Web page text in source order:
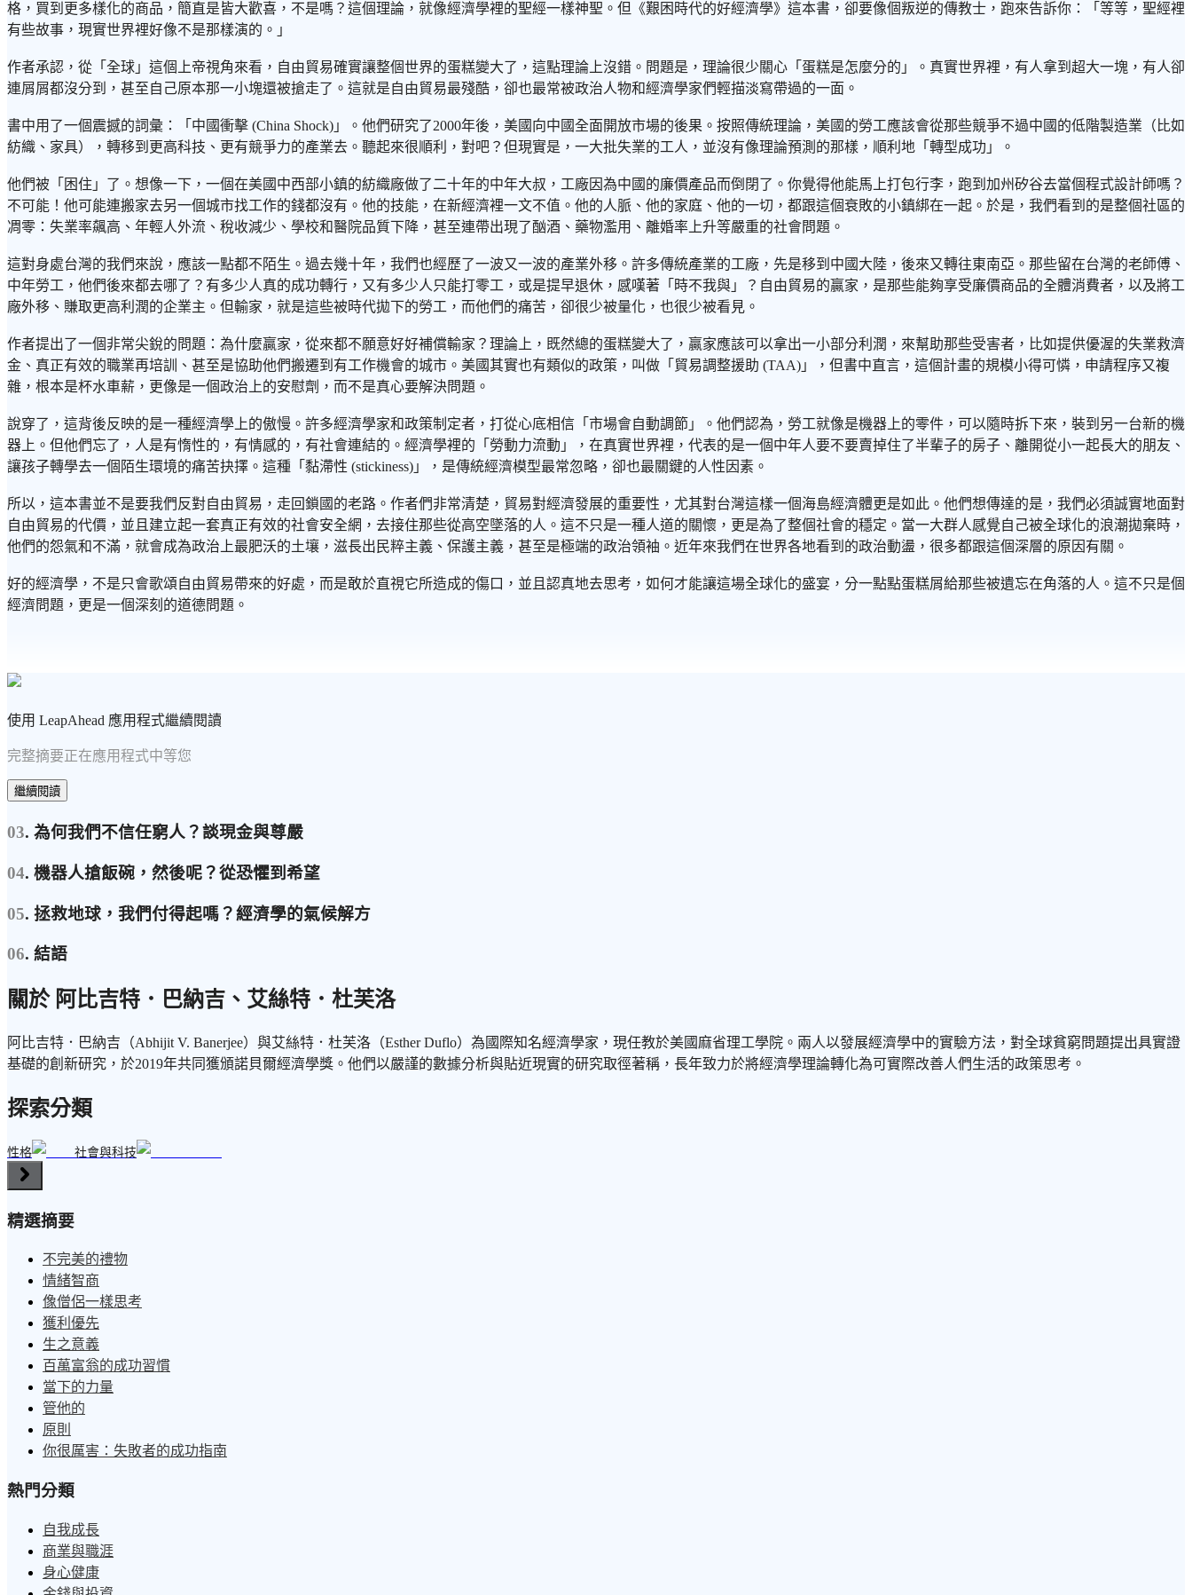
格，買到更多樣化的商品，簡直是皆大歡喜，不是嗎？這個理論，就像經濟學裡的聖經一樣神聖。但《艱困時代的好經濟學》這本書，卻要像個叛逆的傳教士，跑來告訴你：「等等，聖經裡
有些故事，現實世界裡好像不是那樣演的。」
作者承認，從「全球」這個上帝視角來看，自由貿易確實讓整個世界的蛋糕變大了，這點理論上沒錯。問題是，理論很少關心「蛋糕是怎麼分的」。真實世界裡，有人拿到超大一塊，有人卻
連屑屑都沒分到，甚至自己原本那一小塊還被搶走了。這就是自由貿易最殘酷，卻也最常被政治人物和經濟學家們輕描淡寫帶過的一面。
書中用了一個震撼的詞彙：「中國衝擊 (China Shock)」。他們研究了2000年後，美國向中國全面開放市場的後果。按照傳統理論，美國的勞工應該會從那些競爭不過中國的低階製造業（比如
紡織、家具），轉移到更高科技、更有競爭力的產業去。聽起來很順利，對吧？但現實是，一大批失業的工人，並沒有像理論預測的那樣，順利地「轉型成功」。
他們被「困住」了。想像一下，一個在美國中西部小鎮的紡織廠做了二十年的中年大叔，工廠因為中國的廉價產品而倒閉了。你覺得他能馬上打包行李，跑到加州矽谷去當個程式設計師嗎？
不可能！他可能連搬家去另一個城市找工作的錢都沒有。他的技能，在新經濟裡一文不值。他的人脈、他的家庭、他的一切，都跟這個衰敗的小鎮綁在一起。於是，我們看到的是整個社區的
凋零：失業率飆高、年輕人外流、稅收減少、學校和醫院品質下降，甚至連帶出現了酗酒、藥物濫用、離婚率上升等嚴重的社會問題。
這對身處台灣的我們來說，應該一點都不陌生。過去幾十年，我們也經歷了一波又一波的產業外移。許多傳統產業的工廠，先是移到中國大陸，後來又轉往東南亞。那些留在台灣的老師傅、
中年勞工，他們後來都去哪了？有多少人真的成功轉行，又有多少人只能打零工，或是提早退休，感嘆著「時不我與」？自由貿易的贏家，是那些能夠享受廉價商品的全體消費者，以及將工
廠外移、賺取更高利潤的企業主。但輸家，就是這些被時代拋下的勞工，而他們的痛苦，卻很少被量化，也很少被看見。
作者提出了一個非常尖銳的問題：為什麼贏家，從來都不願意好好補償輸家？理論上，既然總的蛋糕變大了，贏家應該可以拿出一小部分利潤，來幫助那些受害者，比如提供優渥的失業救濟
金、真正有效的職業再培訓、甚至是協助他們搬遷到有工作機會的城市。美國其實也有類似的政策，叫做「貿易調整援助 (TAA)」，但書中直言，這個計畫的規模小得可憐，申請程序又複
雜，根本是杯水車薪，更像是一個政治上的安慰劑，而不是真心要解決問題。
說穿了，這背後反映的是一種經濟學上的傲慢。許多經濟學家和政策制定者，打從心底相信「市場會自動調節」。他們認為，勞工就像是機器上的零件，可以隨時拆下來，裝到另一台新的機
器上。但他們忘了，人是有惰性的，有情感的，有社會連結的。經濟學裡的「勞動力流動」，在真實世界裡，代表的是一個中年人要不要賣掉住了半輩子的房子、離開從小一起長大的朋友、
讓孩子轉學去一個陌生環境的痛苦抉擇。這種「黏滯性 (stickiness)」，是傳統經濟模型最常忽略，卻也最關鍵的人性因素。
所以，這本書並不是要我們反對自由貿易，走回鎖國的老路。作者們非常清楚，貿易對經濟發展的重要性，尤其對台灣這樣一個海島經濟體更是如此。他們想傳達的是，我們必須誠實地面對
自由貿易的代價，並且建立起一套真正有效的社會安全網，去接住那些從高空墜落的人。這不只是一種人道的關懷，更是為了整個社會的穩定。當一大群人感覺自己被全球化的浪潮拋棄時，
他們的怨氣和不滿，就會成為政治上最肥沃的土壤，滋長出民粹主義、保護主義，甚至是極端的政治領袖。近年來我們在世界各地看到的政治動盪，很多都跟這個深層的原因有關。
好的經濟學，不是只會歌頌自由貿易帶來的好處，而是敢於直視它所造成的傷口，並且認真地去思考，如何才能讓這場全球化的盛宴，分一點點蛋糕屑給那些被遺忘在角落的人。這不只是個
經濟問題，更是一個深刻的道德問題。
使用 LeapAhead 應用程式繼續閱讀
完整摘要正在應用程式中等您
繼續閱讀
03. 為何我們不信任窮人？談現金與尊嚴
04. 機器人搶飯碗，然後呢？從恐懼到希望
05. 拯救地球，我們付得起嗎？經濟學的氣候解方
06. 結語
關於 阿比吉特．巴納吉、艾絲特．杜芙洛
阿比吉特．巴納吉（Abhijit V. Banerjee）與艾絲特．杜芙洛（Esther Duflo）為國際知名經濟學家，現任教於美國麻省理工學院。兩人以發展經濟學中的實驗方法，對全球貧窮問題提出具實證
基礎的創新研究，於2019年共同獲頒諾貝爾經濟學獎。他們以嚴謹的數據分析與貼近現實的研究取徑著稱，長年致力於將經濟學理論轉化為可實際改善人們生活的政策思考。
探索分類
性格 社會與科技
精選摘要
不完美的禮物
情緒智商
像僧侶一樣思考
獲利優先
生之意義
百萬富翁的成功習慣
當下的力量
管他的
原則
你很厲害：失敗者的成功指南
熱門分類
自我成長
商業與職涯
身心健康